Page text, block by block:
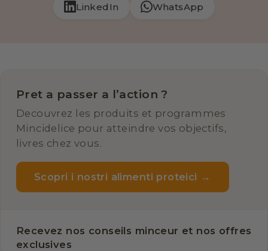
LinkedIn WhatsApp
Pret a passer a l’action ?
Decouvrez les produits et programmes
Mincidelice pour atteindre vos objectifs,
livres chez vous.
Scopri i nostri alimenti proteici →
Recevez nos conseils minceur et nos offres
exclusives